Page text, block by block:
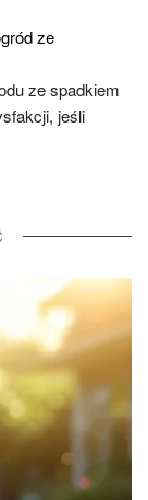
ze
ze spadkiem
jeśli